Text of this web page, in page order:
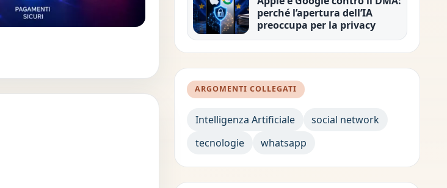
perché l’apertura dell’IA
preoccupa per la privacy
ARGOMENTI COLLEGATI
Intelligenza Artificiale
social network
tecnologie
whatsapp